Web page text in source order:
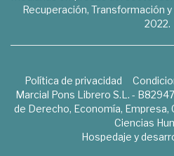
Recuperación, Transformación
2022.
Política de privacidad
Marcial Pons Librero S.L. -
de Derecho, Economía, Empresa,
Ciencias
Hospedaje y